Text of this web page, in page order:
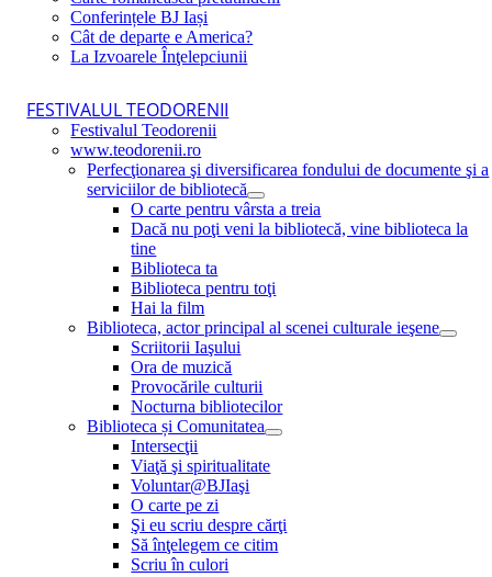
Conferințele BJ Iași
Cât de departe e America?
La Izvoarele Înţelepciunii
FESTIVALUL TEODORENII
Festivalul Teodorenii
www.teodorenii.ro
Perfecţionarea şi diversificarea fondului de documente şi a
serviciilor de bibliotecă
O carte pentru vârsta a treia
Dacă nu poţi veni la bibliotecă, vine biblioteca la
tine
Biblioteca ta
Biblioteca pentru toţi
Hai la film
Biblioteca, actor principal al scenei culturale ieşene
Scriitorii Iaşului
Ora de muzică
Provocările culturii
Nocturna bibliotecilor
Biblioteca și Comunitatea
Intersecţii
Viaţă şi spiritualitate
Voluntar@BJIaşi
O carte pe zi
Şi eu scriu despre cărţi
Să înţelegem ce citim
Scriu în culori